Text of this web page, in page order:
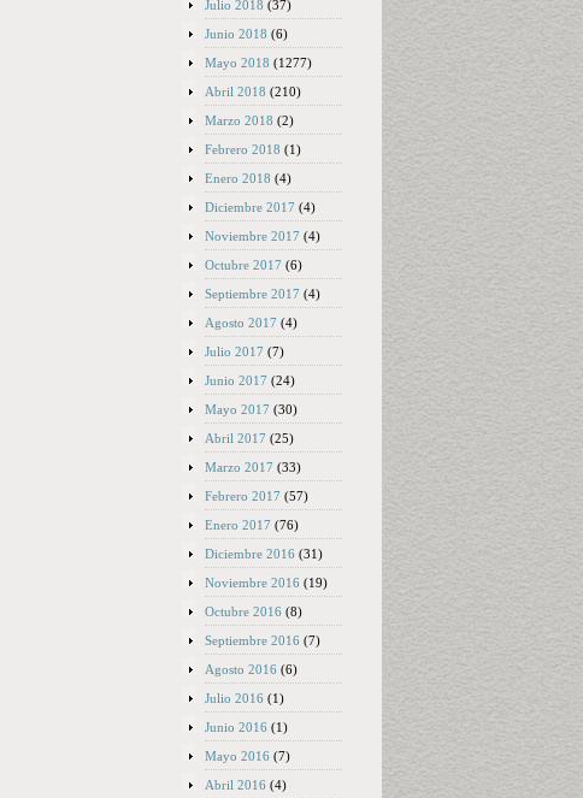
Julio 2018 (37)
Junio 2018 (6)
Mayo 2018 (1277)
Abril 2018 (210)
Marzo 2018 (2)
Febrero 2018 (1)
Enero 2018 (4)
Diciembre 2017 (4)
Noviembre 2017 (4)
Octubre 2017 (6)
Septiembre 2017 (4)
Agosto 2017 (4)
Julio 2017 (7)
Junio 2017 (24)
Mayo 2017 (30)
Abril 2017 (25)
Marzo 2017 (33)
Febrero 2017 (57)
Enero 2017 (76)
Diciembre 2016 (31)
Noviembre 2016 (19)
Octubre 2016 (8)
Septiembre 2016 (7)
Agosto 2016 (6)
Julio 2016 (1)
Junio 2016 (1)
Mayo 2016 (7)
Abril 2016 (4)